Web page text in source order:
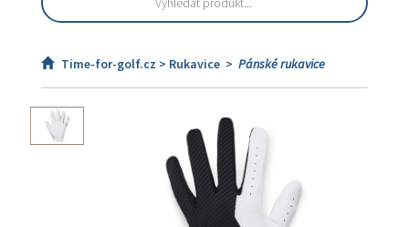
Time-for-golf.cz > Rukavice > Pánské rukavice